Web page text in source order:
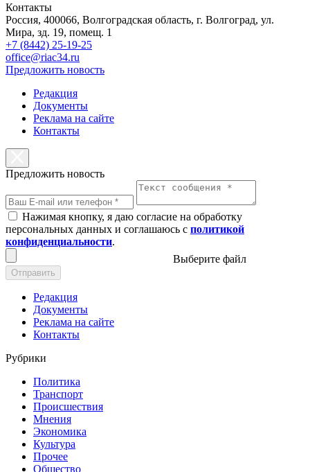
Контакты
Россия, 400066, Волгоградская область, г. Волгоград, ул.
Мира, зд. 19, помещ. 1
+7 (8442) 25-19-25
office@riac34.ru
Предложить новость
Редакция
Документы
Реклама на сайте
Контакты
Предложить новость
Нажимая кнопку, я даю согласие на обработку
персональных данных и соглашаюсь с политикой
конфиденциальности.
Выберите файл
Отправить
Редакция
Документы
Реклама на сайте
Контакты
Рубрики
Политика
Транспорт
Происшествия
Мнения
Экономика
Культура
Прочее
Общество